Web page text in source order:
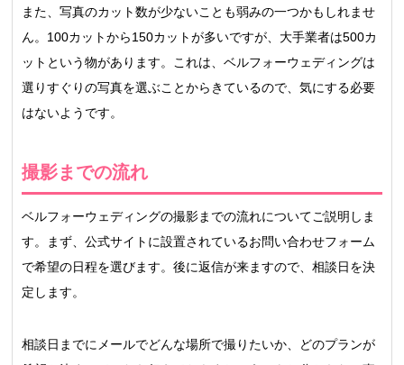
また、写真のカット数が少ないことも弱みの一つかもしれませ
ん。100カットから150カットが多いですが、大手業者は500カ
ットという物があります。これは、ベルフォーウェディングは
選りすぐりの写真を選ぶことからきているので、気にする必要
はないようです。
撮影までの流れ
ベルフォーウェディングの撮影までの流れについてご説明しま
す。まず、公式サイトに設置されているお問い合わせフォーム
で希望の日程を選びます。後に返信が来ますので、相談日を決
定します。
相談日までにメールでどんな場所で撮りたいか、どのプランが